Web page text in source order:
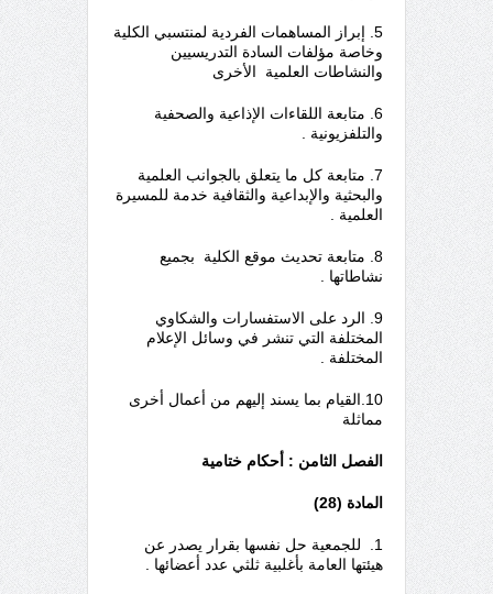
5. إبراز المساهمات الفردية لمنتسبي الكلية
وخاصة مؤلفات السادة التدريسيين
والنشاطات العلمية الأخرى
6. متابعة اللقاءات الإذاعية والصحفية
والتلفزيونية .
7. متابعة كل ما يتعلق بالجوانب العلمية
والبحثية والإبداعية والثقافية خدمة للمسيرة
العلمية .
8. متابعة تحديث موقع الكلية بجميع
نشاطاتها .
9. الرد على الاستفسارات والشكاوي
المختلفة التي تنشر في وسائل الإعلام
المختلفة .
10.القيام بما يسند إليهم من أعمال أخرى
مماثلة
الفصل الثامن : أحكام ختامية
المادة (28)
1. للجمعية حل نفسها بقرار يصدر عن
هيئتها العامة بأغلبية ثلثي عدد أعضائها .